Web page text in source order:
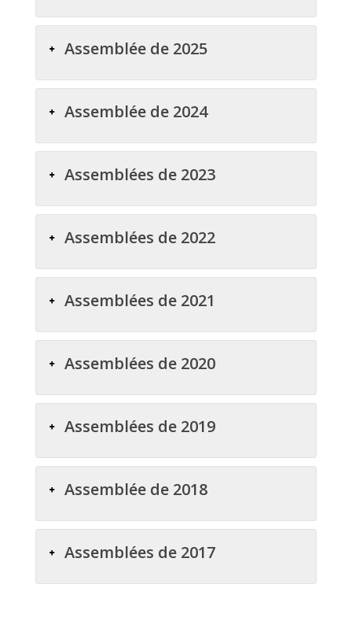
Assemblée de 2025
Assemblée de 2024
Assemblées de 2023
Assemblées de 2022
Assemblées de 2021
Assemblées de 2020
Assemblées de 2019
Assemblée de 2018
Assemblées de 2017